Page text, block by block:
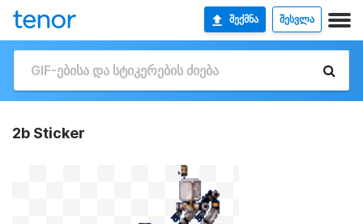
ᲨᲔᲥᲛᲜᲐ ᲨᲔᲡᲕᲚᲐ
2b Sticker